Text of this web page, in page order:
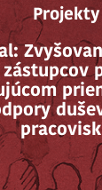
Projekty